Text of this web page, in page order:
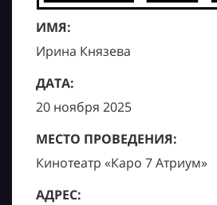
ИМЯ:
Ирина Князева
ДАТА:
20 ноября 2025
МЕСТО ПРОВЕДЕНИЯ:
Кинотеатр «Каро 7 Атриум»
АДРЕС: